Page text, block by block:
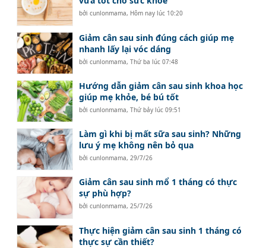
bởicunlonmama, Hôm nay lúc 10:20
Giảm cân sau sinh đúng cách giúp mẹ
nhanh lấy lại vóc dáng
bởicunlonmama,Thứ ba lúc 07:48
Hướng dẫn giảm cân sau sinh khoa học
giúp mẹ khỏe, bé bú tốt
bởicunlonmama,Thứ bảy lúc 09:51
Làm gì khi bị mất sữa sau sinh? Những
lưu ý mẹ không nên bỏ qua
bởicunlonmama,29/7/26
Giảm cân sau sinh mổ 1 tháng có thực
sự phù hợp?
bởicunlonmama,25/7/26
Thực hiện giảm cân sau sinh 1 tháng có
thực sự cần thiết?